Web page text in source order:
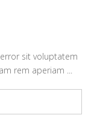
sit voluptatem
rem aperiam ...